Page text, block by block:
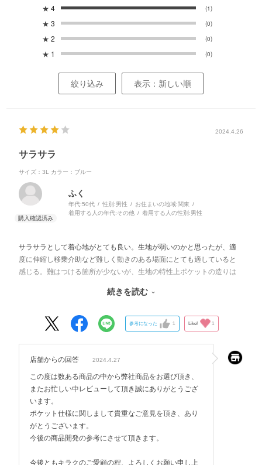
★ 4 (1)
★ 3 (0)
★ 2 (0)
★ 1 (0)
絞り込み 表示：新しい順
2024.4.26
サラサラ
サイズ：3L カラー：ブルー
ふく
年代:50代 性別:男性 お住まいの地域:関東
着用する人の年代:その他 着用する人の性別:男性
サラサラとして着心地がとても良い。生地が弱いのかと思ったが、適
度に伸縮し移乗介助など難しく動きのある場面にとても適していると
感じる。難はつける箇所が少ないが、生地の特性上ポケットの造りは
夫だが、ビジュアルが多少崩れ、介助はやりにくくなる。ボールペン
続きを読む
参考になった 1 Like! 1
店舗からの回答 2024.4.27
この度は数ある商品の中から弊社商品をお選び頂き、
またお忙しい中レビューして頂き誠にありがとうござ
います。
ポケット仕様に関しまして貴重なご意見を頂き、あり
がとうございます。
今後の商品開発の参考にさせて頂きます。
今後ともキラクのご愛顧の程、よろしくお願い申し上